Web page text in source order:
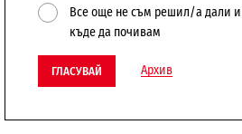
Все още не съм решил/а дали и
къде да почивам
ГЛАСУВАЙ Архив